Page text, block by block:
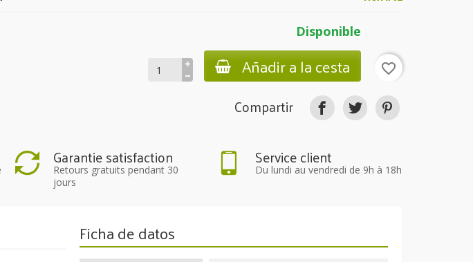
Disponible
Añadir a la cesta favorite_border
Compartir
Garantie satisfaction
Retours gratuits pendant 30
jours
Service client
Du lundi au vendredi de 9h à 18h
Ficha de datos